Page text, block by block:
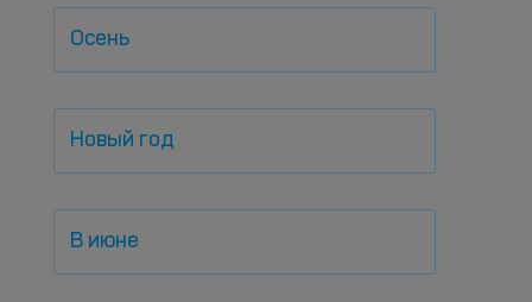
Осень
Новый год
В июне